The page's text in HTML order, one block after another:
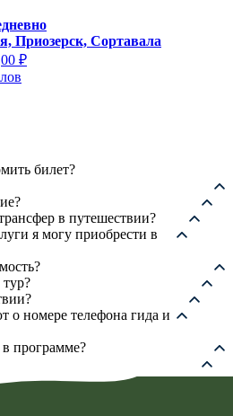
Приозерск, Сортавала
₽Диапазон
билет?
в путешествии?
я могу приобрести в
номере телефона гида и
программе?